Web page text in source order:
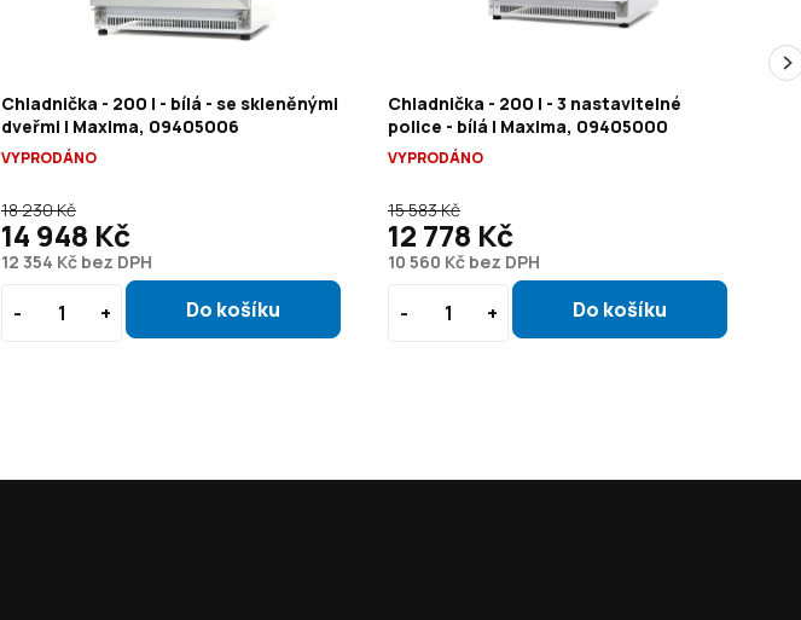
Chladnička - 200 l - bílá - se skleněnými
dveřmi | Maxima, 09405006
VYPRODÁNO
12 354 Kč bez DPH
18 230 Kč
14 948 Kč
Chladnička - 200 l - 3 nastavitelné
police - bílá | Maxima, 09405000
VYPRODÁNO
10 560 Kč bez DPH
15 583 Kč
12 778 Kč